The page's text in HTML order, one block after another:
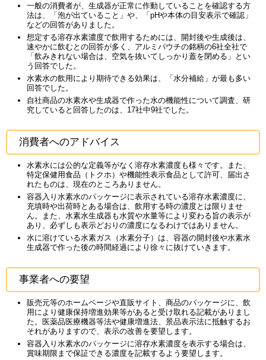
一般の消費者が、生成器が正常に作動していることを確認する方
法は、「泡が出ていること」や、「pHや本体の目安表示で確認」
などの回答がありました。
想定する溶存水素濃度で飲用するためには、開封後や生成後は、
速やかに飲むとの回答が多く、アルミパウチの銘柄の6社全社で
「飲みきれない場合は、空気を抜いてしっかり蓋を閉める」とい
う回答でした。
水素水の飲用により期待できる効果は、「水分補給」が最も多い
回答でした。
自社商品の水素水や生成器で作った水の機能性について調査、研
究していると回答したのは、17社中9社でした。
消費者へのアドバイス
水素水には公的な定義等がなく溶存水素濃度も様々です。また、
特定保健用食品（トクホ）や機能性表示食品として許可、届出さ
れたものは、現在のところありません。
容器入り水素水のパッケージに表示されている溶存水素濃度に、
充填時や出荷時とある場合は、飲用する時の濃度とは限りませ
ん。また、水素水生成器も水質や水量等により変わる旨の表示が
あり、必ずしも表示どおりの濃度になるわけではありません。
水に溶けている水素ガス（水素分子）は、容器の開封後や水素水
生成器で作った後の時間経過により徐々に抜けていきます。
事業者への要望
販売元等のホームページや直販サイト、商品のパッケージに、飲
用により健康保持増進効果等があると受け取れる記載がありまし
た。医薬品医療機器等法や健康増進法、景品表示法に抵触するお
それがありますので、表示の改善を要望します。
容器入り水素水のパッケージに溶存水素濃度を表示する場合は、
賞味期限まで保証できる濃度を記載するよう要望します。